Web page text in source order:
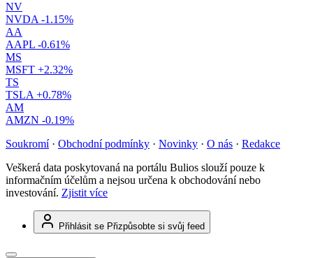
NV
NVDA -1.15%
AA
AAPL -0.61%
MS
MSFT +2.32%
TS
TSLA +0.78%
AM
AMZN -0.19%
Soukromí · Obchodní podmínky · Novinky · O nás · Redakce
Veškerá data poskytovaná na portálu Bulios slouží pouze k
informačním účelům a nejsou určena k obchodování nebo
investování. Zjistit více
Přihlásit se Přizpůsobte si svůj feed